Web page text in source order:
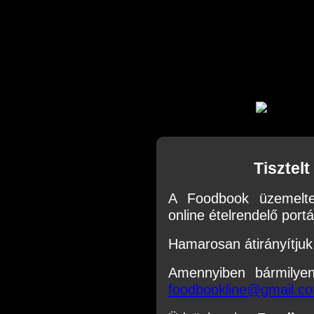
Tisztelt
A Foodbook
online ételrendelő
Hamarosan
Amennyiben